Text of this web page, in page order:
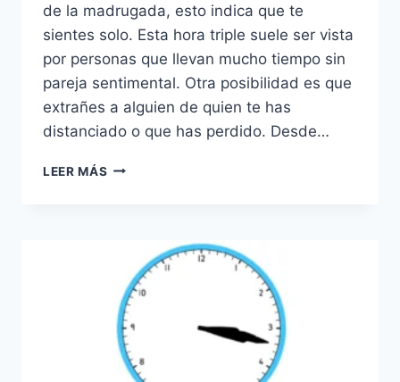
de la madrugada, esto indica que te
sientes solo. Esta hora triple suele ser vista
por personas que llevan mucho tiempo sin
pareja sentimental. Otra posibilidad es que
extrañes a alguien de quien te has
distanciado o que has perdido. Desde…
LEER MÁS 02:11
MANECILLAS
SUPERPUESTAS
DEL
RELOJ
A
LAS